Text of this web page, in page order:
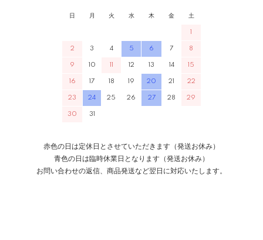
日 月 火 水 木 金 土
1
2 3 4 5 6 7 8
9 10 11 12 13 14 15
16 17 18 19 20 21 22
23 24 25 26 27 28 29
30 31
赤色の日は定休日とさせていただきます（発送お休み）
青色の日は臨時休業日となります（発送お休み）
お問い合わせの返信、商品発送など翌日に対応いたします。